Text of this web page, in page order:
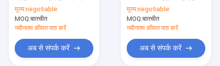
मूल्य:negotiable
MOQ:बातचीत
नवीनतम कीमत पता करें
अब से संपर्क करें
आवरण
मूल्य:negotiable
MOQ:बातचीत
नवीनतम कीमत पता करें
अब से संपर्क करें